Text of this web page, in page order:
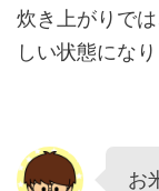
炊き上がりで
しい状態になり
お